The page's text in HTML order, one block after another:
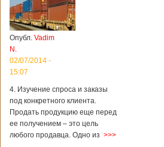
Опубл. Vadim
N.
02/07/2014 -
15:07
4. Изучение спроса и заказы
под конкретного клиента.
Продать продукцию еще перед
ее получением – это цель
любого продавца. Одно из >>>